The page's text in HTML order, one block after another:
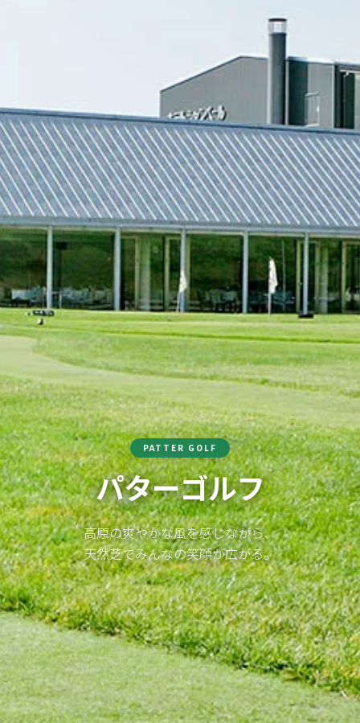
PATTER GOLF
パターゴルフ
高原の爽やかな風を感じながら、
天然芝でみんなの笑顔が広がる。